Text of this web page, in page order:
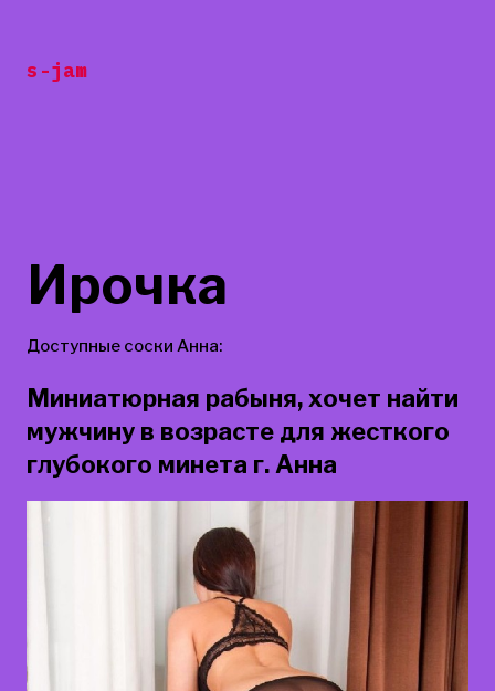
содержанию
s-jam
Ирочка
Доступные соски Анна:
Миниатюрная рабыня, хочет найти
мужчину в возрасте для жесткого
глубокого минета г. Анна